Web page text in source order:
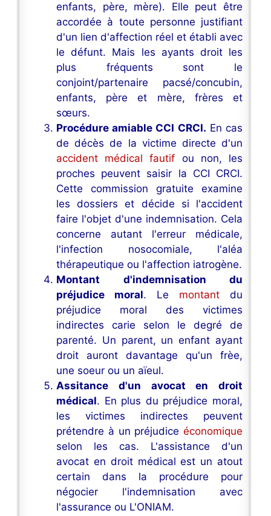
enfants, père, mère). Elle peut être
accordée à toute personne justifiant
d'un lien d'affection réel et établi avec
le défunt. Mais les ayants droit les
plus fréquents sont le
conjoint/partenaire pacsé/concubin,
enfants, père et mère, frères et
sœurs.
Procédure amiable CCI CRCI. En cas
de décès de la victime directe d'un
accident médical fautif ou non, les
proches peuvent saisir la CCI CRCI.
Cette commission gratuite examine
les dossiers et décide si l'accident
faire l'objet d'une indemnisation. Cela
concerne autant l'erreur médicale,
l'infection nosocomiale, l'aléa
thérapeutique ou l'affection iatrogène.
Montant d'indemnisation du
préjudice moral. Le montant du
préjudice moral des victimes
indirectes carie selon le degré de
parenté. Un parent, un enfant ayant
droit auront davantage qu'un frèe,
une soeur ou un aïeul.
Assitance d'un avocat en droit
médical. En plus du préjudice moral,
les victimes indirectes peuvent
prétendre à un préjudice économique
selon les cas. L'assistance d'un
avocat en droit médical est un atout
certain dans la procédure pour
négocier l'indemnisation avec
l'assurance ou L'ONIAM.